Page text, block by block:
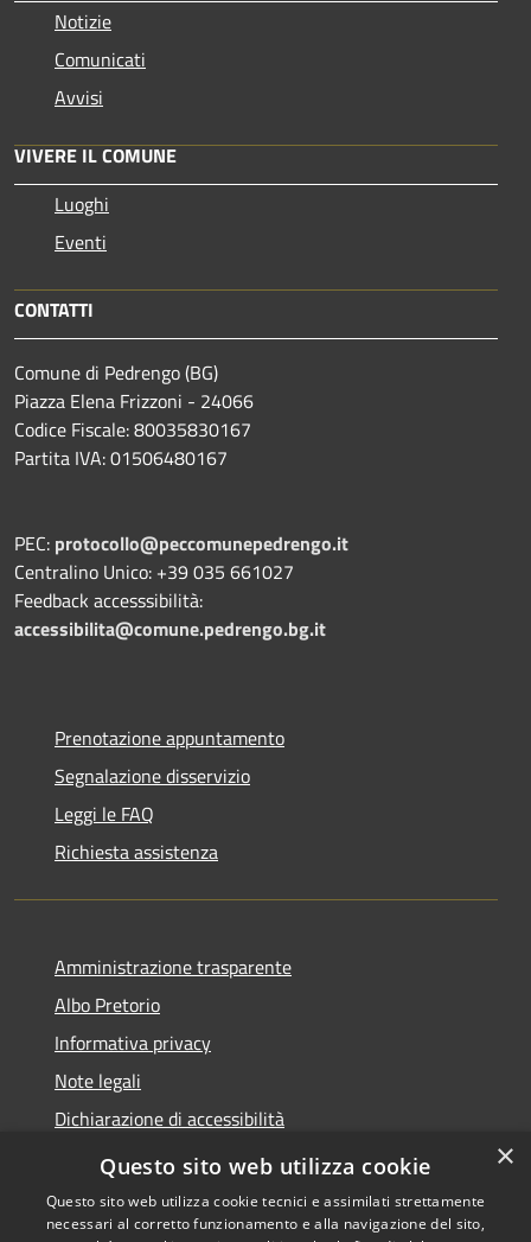
Notizie
Comunicati
Avvisi
VIVERE IL COMUNE
Luoghi
Eventi
CONTATTI
Comune di Pedrengo (BG)
Piazza Elena Frizzoni - 24066
Codice Fiscale: 80035830167
Partita IVA: 01506480167
PEC: protocollo@peccomunepedrengo.it
Centralino Unico: +39 035 661027
Feedback accesssibilità:
accessibilita@comune.pedrengo.bg.it
Prenotazione appuntamento
Segnalazione disservizio
Leggi le FAQ
Richiesta assistenza
Amministrazione trasparente
Albo Pretorio
Informativa privacy
Note legali
Dichiarazione di accessibilità
Area riservata dipendenti
×
Questo sito web utilizza cookie
Questo sito web utilizza cookie tecnici e assimilati strettamente
necessari al corretto funzionamento e alla navigazione del sito,